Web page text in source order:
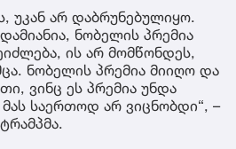
უკან არ დაბრუნებულიყო.
ნობელის პრემია
ის არ მომწონდეს,
ნობელის პრემია მიიღო და
ვინც ეს პრემია უნდა
საერთოდ არ ვიცნობდი“, –